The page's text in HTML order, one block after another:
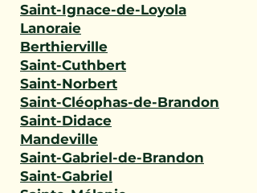
Saint-Ignace-de-Loyola
Lanoraie
Berthierville
Saint-Cuthbert
Saint-Norbert
Saint-Cléophas-de-Brandon
Saint-Didace
Mandeville
Saint-Gabriel-de-Brandon
Saint-Gabriel